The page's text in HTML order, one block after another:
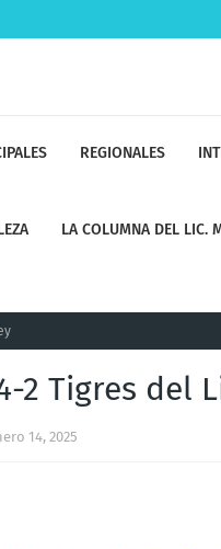
REGIONALES
LA COLUMNA DEL LIC.
2 Tigres del
14, 2025